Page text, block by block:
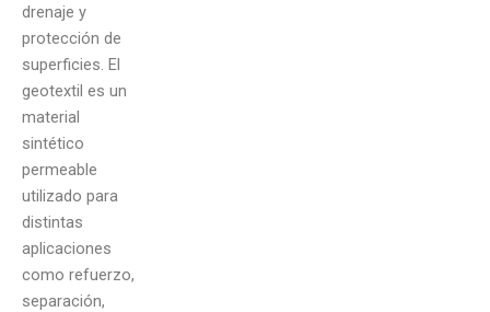
drenaje y
protección de
superficies. El
geotextil es un
material
sintético
permeable
utilizado para
distintas
aplicaciones
como refuerzo,
separación,